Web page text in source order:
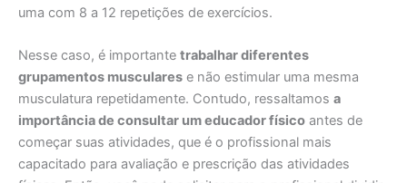
uma com 8 a 12 repetições de exercícios.
Nesse caso, é importante trabalhar diferentes
grupamentos musculares e não estimular uma mesma
musculatura repetidamente. Contudo, ressaltamos a
importância de consultar um educador físico antes de
começar suas atividades, que é o profissional mais
capacitado para avaliação e prescrição das atividades